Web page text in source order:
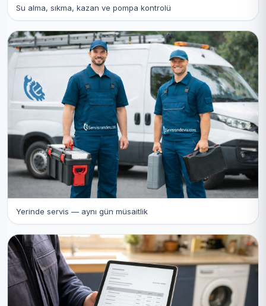
Su alma, sıkma, kazan ve pompa kontrolü
Yerinde servis — aynı gün müsaitlik